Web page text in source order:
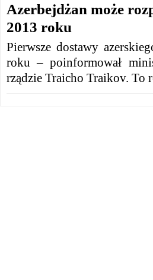
Azerbejdżan może
2013 roku
Pierwsze dostawy
roku – poinformował
rządzie Traicho Traikov. To